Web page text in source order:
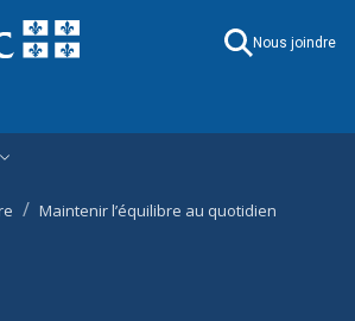
à l'information générale
Maintenir l’équilibre au quotidien